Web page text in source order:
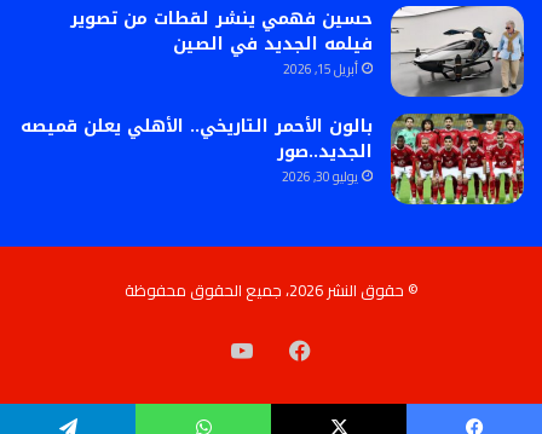
حسين فهمي ينشر لقطات من تصوير
فيلمه الجديد في الصين
أبريل 15, 2026
بالون الأحمر التاريخي.. الأهلي يعلن قميصه
الجديد..صور
يوليو 30, 2026
© حقوق النشر 2026، جميع الحقوق محفوظة
فيسبوك‫YouTube